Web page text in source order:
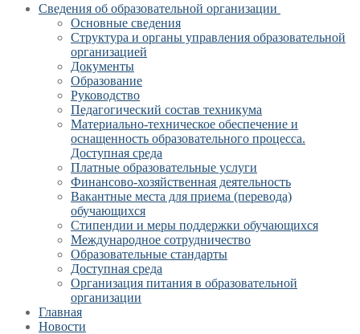
Сведения об образовательной организации
Основные сведения
Структура и органы управления образовательной
организацией
Документы
Образование
Руководство
Педагогический состав техникума
Материально-техническое обеспечение и
оснащенность образовательного процесса.
Доступная среда
Платные образовательные услуги
Финансово-хозяйственная деятельность
Вакантные места для приема (перевода)
обучающихся
Стипендии и меры поддержки обучающихся
Международное сотрудничество
Образовательные стандарты
Доступная среда
Организация питания в образовательной
организации
Главная
Новости